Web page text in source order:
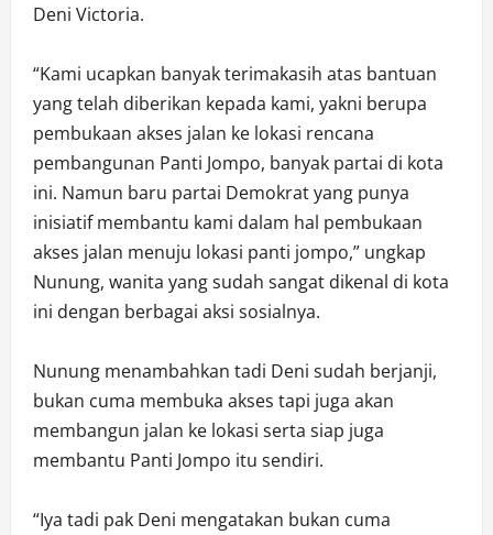
Deni Victoria.
“Kami ucapkan banyak terimakasih atas bantuan
yang telah diberikan kepada kami, yakni berupa
pembukaan akses jalan ke lokasi rencana
pembangunan Panti Jompo, banyak partai di kota
ini. Namun baru partai Demokrat yang punya
inisiatif membantu kami dalam hal pembukaan
akses jalan menuju lokasi panti jompo,” ungkap
Nunung, wanita yang sudah sangat dikenal di kota
ini dengan berbagai aksi sosialnya.
Nunung menambahkan tadi Deni sudah berjanji,
bukan cuma membuka akses tapi juga akan
membangun jalan ke lokasi serta siap juga
membantu Panti Jompo itu sendiri.
“Iya tadi pak Deni mengatakan bukan cuma